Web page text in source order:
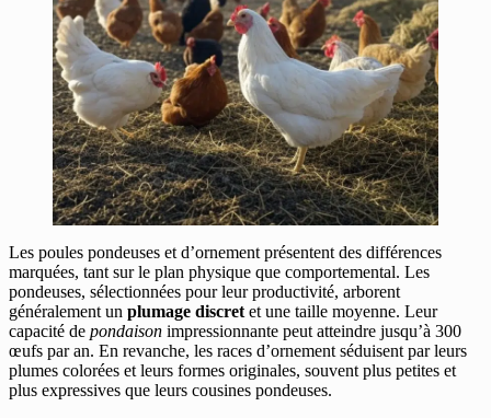
Les poules pondeuses et d’ornement présentent des différences
marquées, tant sur le plan physique que comportemental. Les
pondeuses, sélectionnées pour leur productivité, arborent
généralement un plumage discret et une taille moyenne. Leur
capacité de pondaison impressionnante peut atteindre jusqu’à 300
œufs par an. En revanche, les races d’ornement séduisent par leurs
plumes colorées et leurs formes originales, souvent plus petites et
plus expressives que leurs cousines pondeuses.